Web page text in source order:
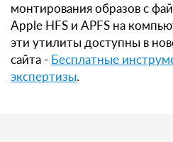
монтирования образов с
Apple HFS и APFS на
эти утилиты доступны в
сайта - Бесплатные
экспертизы.